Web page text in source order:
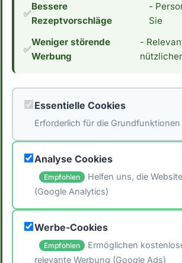
Wenn du an einer Low Carb
interessiert bist, interessiert dich
auch der Kaloriengehalt. Mit 6
100g essbarer Anteil ist Gemüse
kalorienbewussten Ernährung
*Hinweis: Die Daten stammen aus
[Schweizer Nährwertdatenbank]
(https://naehrwertdaten.ch/de/).*
🖨️ Artikel drucken
✅
Bessere
Rezeptvorschläge
-
Sie
✅
Weniger störende
Werbung
-
nützlicher
Essentielle Cookies
Erforderlich für die Grundfunktionen
Analyse Cookies
Empfohlen
Helfen uns, die
(Google Analytics)
Werbe-Cookies
Empfohlen
Ermöglichen
relevante Werbung (Google Ads)